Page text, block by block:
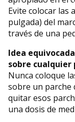
Evite colocar las
pulgada) del
través de una
Idea
sobre cualquier
Nunca coloque
sobre un parche
quitar esos
una dosis de